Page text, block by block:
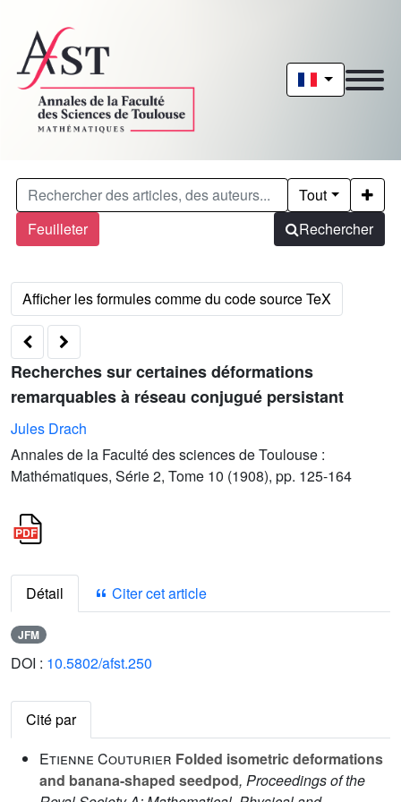
Feuilleter
Tout
Rechercher
Recherches sur certaines déformations
remarquables à réseau conjugué persistant
Jules Drach
Annales de la Faculté des sciences de Toulouse :
Mathématiques, Série 2, Tome 10 (1908), pp. 125-164
Détail Citer cet article
JFM
DOI : 10.5802/afst.250
Cité par
Etienne Couturier Folded isometric deformations
and banana-shaped seedpod, Proceedings of the